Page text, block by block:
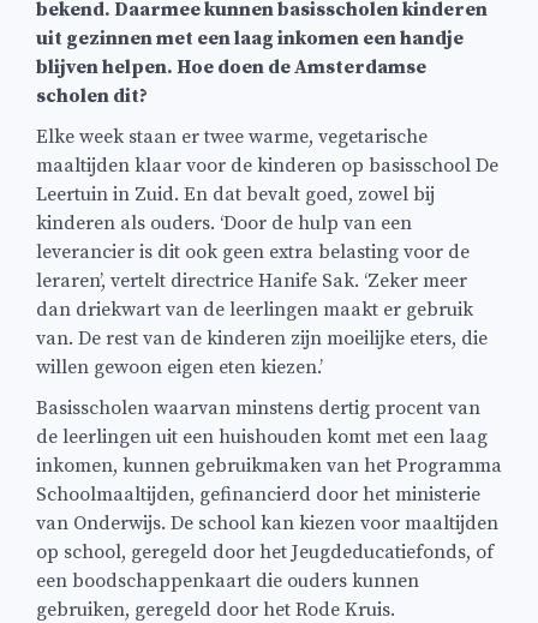
bekend. Daarmee kunnen basisscholen kinderen
uit gezinnen met een laag inkomen een handje
blijven helpen. Hoe doen de Amsterdamse
scholen dit?
Elke week staan er twee warme, vegetarische
maaltijden klaar voor de kinderen op basisschool De
Leertuin in Zuid. En dat bevalt goed, zowel bij
kinderen als ouders. ‘Door de hulp van een
leverancier is dit ook geen extra belasting voor de
leraren’, vertelt directrice Hanife Sak. ‘Zeker meer
dan driekwart van de leerlingen maakt er gebruik
van. De rest van de kinderen zijn moeilijke eters, die
willen gewoon eigen eten kiezen.’
Basisscholen waarvan minstens dertig procent van
de leerlingen uit een huishouden komt met een laag
inkomen, kunnen gebruikmaken van het Programma
Schoolmaaltijden, gefinancierd door het ministerie
van Onderwijs. De school kan kiezen voor maaltijden
op school, geregeld door het Jeugdeducatiefonds, of
een boodschappenkaart die ouders kunnen
gebruiken, geregeld door het Rode Kruis.